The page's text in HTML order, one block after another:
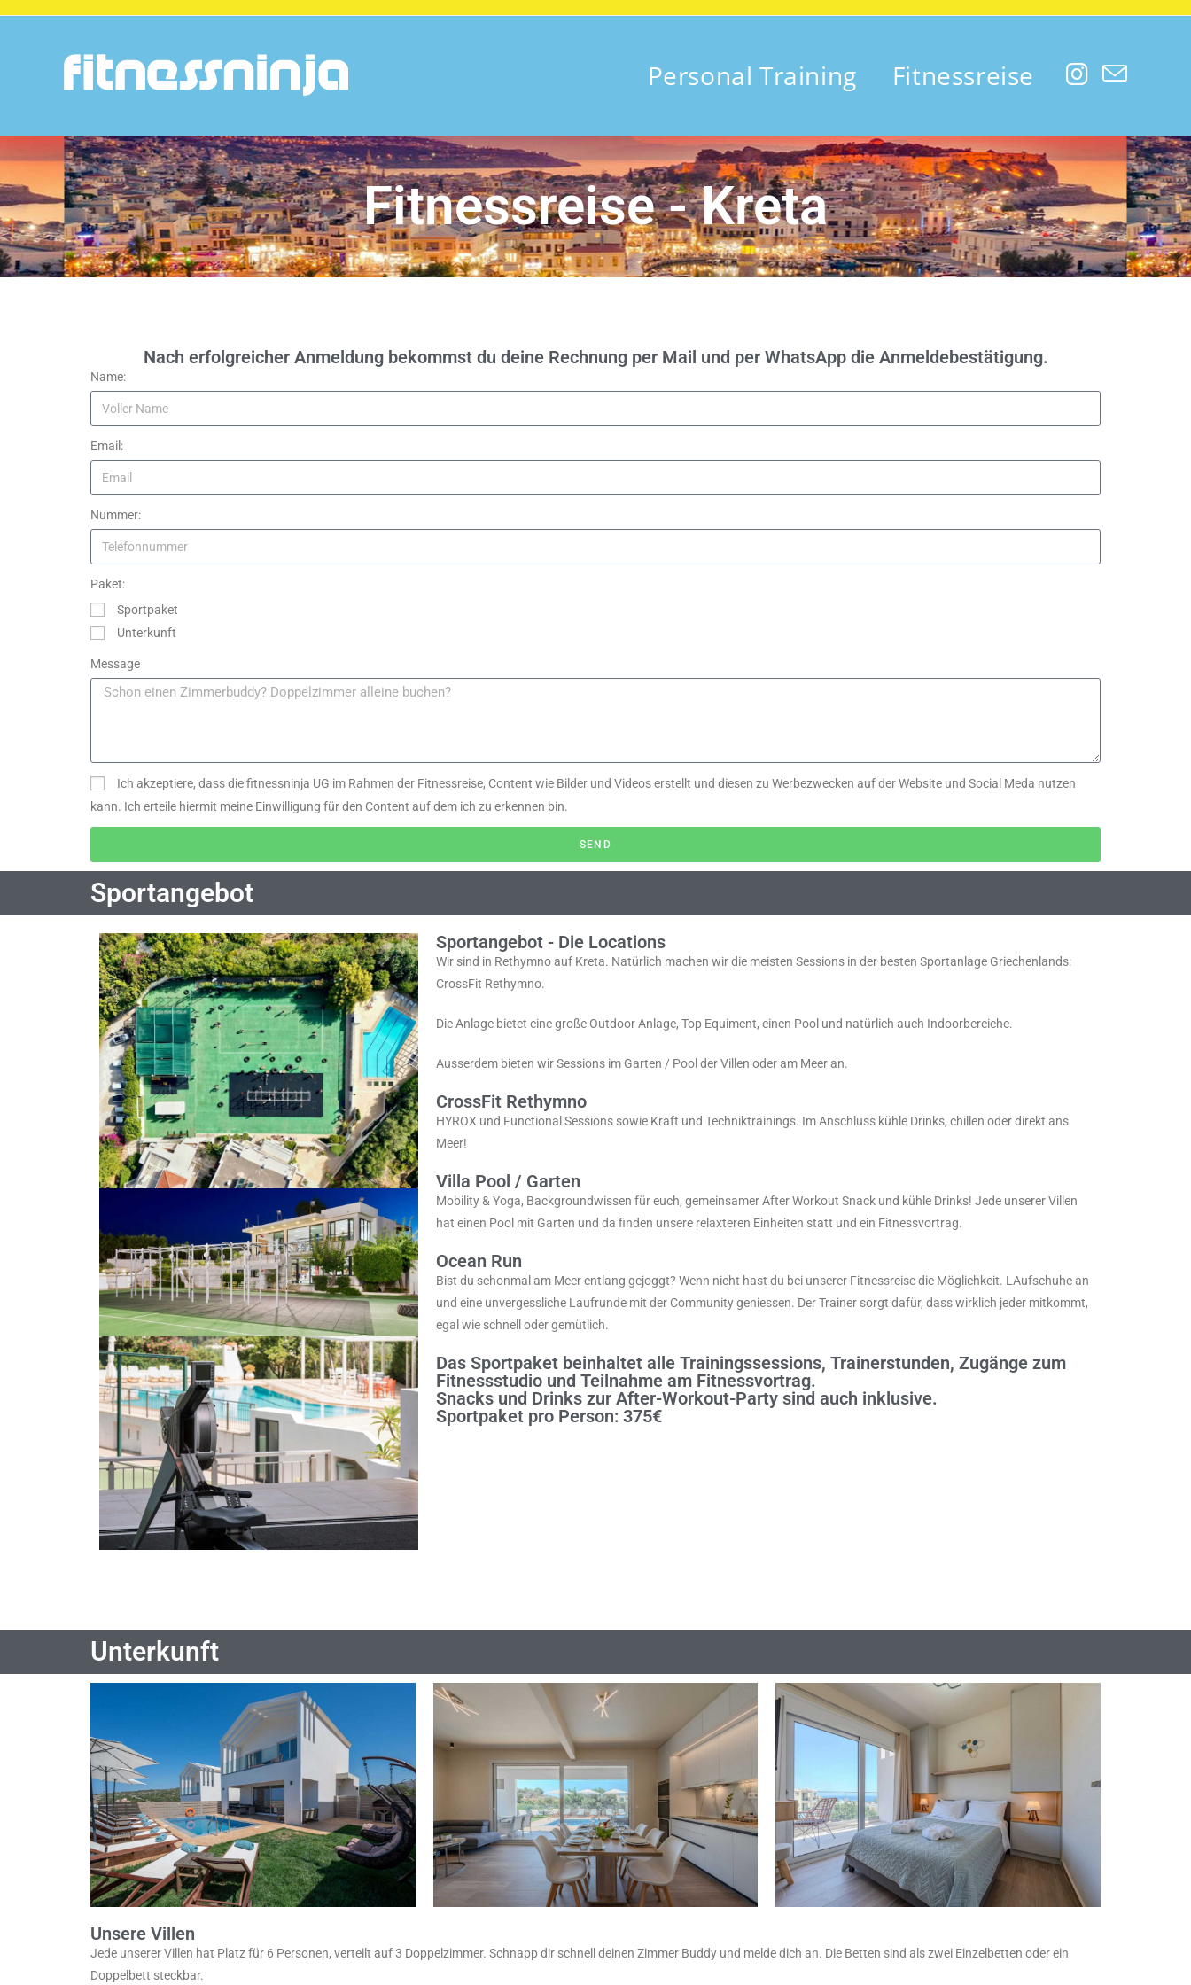
Personal Training Fitnessreise
Fitnessreise - Kreta
Nach erfolgreicher Anmeldung bekommst du deine Rechnung per Mail und per WhatsApp die Anmeldebestätigung.
Name:
Email:
Nummer:
Paket:
Sportpaket
Unterkunft
Message
Ich akzeptiere, dass die fitnessninja UG im Rahmen der Fitnessreise, Content wie Bilder und Videos erstellt und diesen zu Werbezwecken auf der Website und Social Meda nutzen
kann. Ich erteile hiermit meine Einwilligung für den Content auf dem ich zu erkennen bin.
SEND
Sportangebot
Sportangebot - Die Locations
Wir sind in Rethymno auf Kreta. Natürlich machen wir die meisten Sessions in der besten Sportanlage Griechenlands:
CrossFit Rethymno.
Die Anlage bietet eine große Outdoor Anlage, Top Equiment, einen Pool und natürlich auch Indoorbereiche.
Ausserdem bieten wir Sessions im Garten / Pool der Villen oder am Meer an.
CrossFit Rethymno
HYROX und Functional Sessions sowie Kraft und Techniktrainings. Im Anschluss kühle Drinks, chillen oder direkt ans
Meer!
Villa Pool / Garten
Mobility & Yoga, Backgroundwissen für euch, gemeinsamer After Workout Snack und kühle Drinks! Jede unserer Villen
hat einen Pool mit Garten und da finden unsere relaxteren Einheiten statt und ein Fitnessvortrag.
Ocean Run
Bist du schonmal am Meer entlang gejoggt? Wenn nicht hast du bei unserer Fitnessreise die Möglichkeit. LAufschuhe an
und eine unvergessliche Laufrunde mit der Community geniessen. Der Trainer sorgt dafür, dass wirklich jeder mitkommt,
egal wie schnell oder gemütlich.
Das Sportpaket beinhaltet alle Trainingssessions, Trainerstunden, Zugänge zum
Fitnessstudio und Teilnahme am Fitnessvortrag.
Snacks und Drinks zur After-Workout-Party sind auch inklusive.
Sportpaket pro Person: 375€
Unterkunft
Unsere Villen
Jede unserer Villen hat Platz für 6 Personen, verteilt auf 3 Doppelzimmer. Schnapp dir schnell deinen Zimmer Buddy und melde dich an. Die Betten sind als zwei Einzelbetten oder ein
Doppelbett steckbar.